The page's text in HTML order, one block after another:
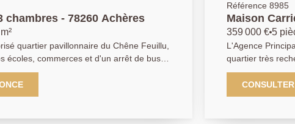
chambres - 78260 Achères
quartier pavillonnaire du Chêne Feuillu,
écoles, commerces et d'un arrêt de bus
d'Achères, l'Agence Principale de
cette agréable maison d'environ
m². Elle se compose, au
Référence 8985
Maison
359 000 € 5
L'Agence
quartier très
offrant une
donnant accès
salles de bains ainsi que